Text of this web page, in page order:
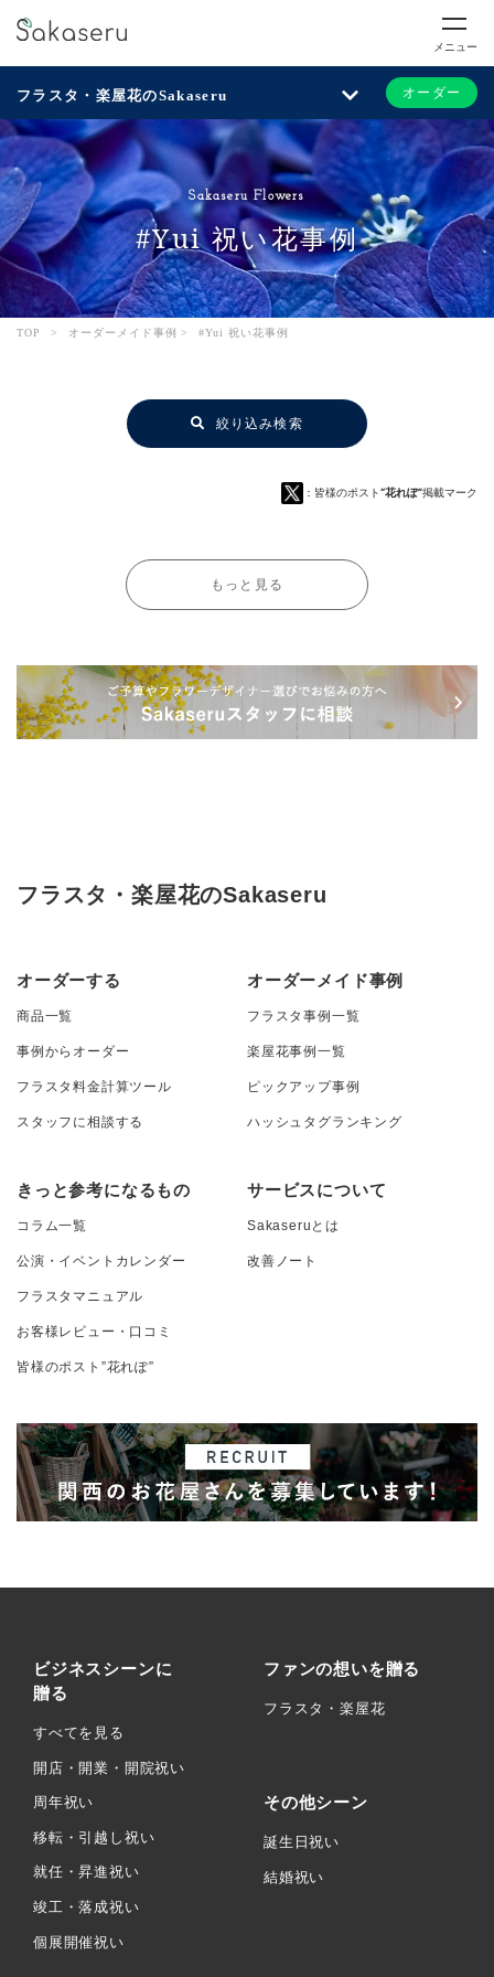
メニュー
フラスタ・楽屋花のSakaseru オーダー
Sakaseru Flowers
#Yui 祝い花事例
TOP > オーダーメイド事例 > #Yui 祝い花事例
絞り込み検索
：皆様のポスト“花れぽ”掲載マーク
もっと見る
フラスタ・楽屋花のSakaseru
オーダーする
商品一覧
事例からオーダー
フラスタ料金計算ツール
スタッフに相談する
オーダーメイド事例
フラスタ事例一覧
楽屋花事例一覧
ピックアップ事例
ハッシュタグランキング
きっと参考になるもの
コラム一覧
公演・イベントカレンダー
フラスタマニュアル
お客様レビュー・口コミ
皆様のポスト”花れぽ”
サービスについて
Sakaseruとは
改善ノート
ビジネスシーンに
贈る
すべてを見る
開店・開業・開院祝い
周年祝い
移転・引越し祝い
就任・昇進祝い
竣工・落成祝い
個展開催祝い
ファンの想いを贈る
フラスタ・楽屋花
その他シーン
誕生日祝い
結婚祝い